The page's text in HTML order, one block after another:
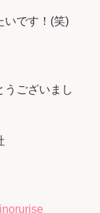
いです！(笑)
うございまし